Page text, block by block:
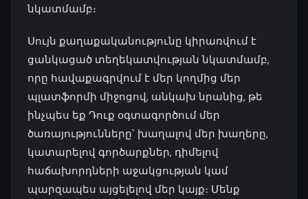
նկատմամբ։
Սույն քաղաքականությունը կիրառվում է
ցանկացած տեղեկատվության նկատմամբ,
որը հավաքագրվում է մեր կողմից մեր
պլատֆորմի միջոցով, անկախ նրանից, թե
ինչպես եք Դուք օգտագործում մեր
ծառայությունները՝ խաղալով մեր խաղերը,
կատարելով գործարքներ, դիմելով
հաճախորդների աջակցության կամ
պարզապես այցելելով մեր կայք։ Մենք